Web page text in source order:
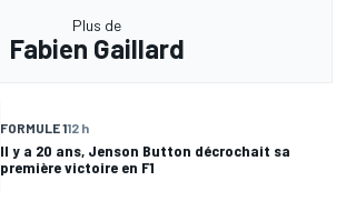
Plus de
Fabien Gaillard
FORMULE 112 h
Il y a 20 ans, Jenson Button décrochait sa
première victoire en F1